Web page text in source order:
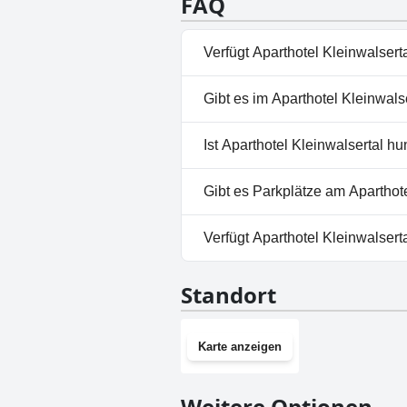
sauberer sein könnte.
sorgt dafür, dass die Kinder
Verfügt Aparthotel
Ja, Aparthotel Kleinwalsertal
Gibt es im Aparthotel
Nein, ein Spa ist im
Ist Aparthotel Kleinwalsertal
Nein, Aparthotel
Gibt es Parkplätze am
Ja, Parkmöglichkeiten sind
Verfügt Aparthotel
Standort
Karte anzeigen